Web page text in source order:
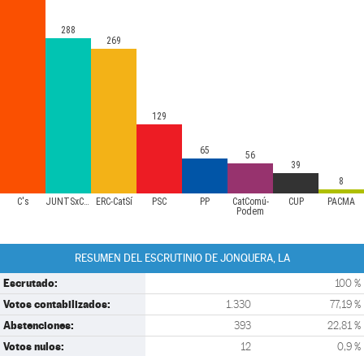
C's JUNTSxCAT ERC-CatSí PSC PP
CatComú-
Podem
CUP PACMA
288
269
129
65
56
39
8
RESUMEN DEL ESCRUTINIO DE JONQUERA, LA
Escrutado: 100 %
Votos contabilizados: 1.330 77,19 %
Abstenciones: 393 22,81 %
Votos nulos: 12 0,9 %